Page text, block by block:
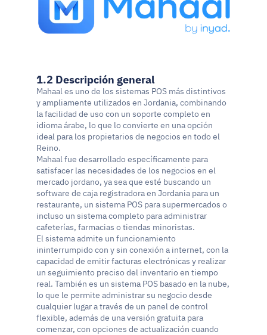
1.2 Descripción general
Mahaal es uno de los sistemas POS más distintivos
y ampliamente utilizados en Jordania, combinando
la facilidad de uso con un soporte completo en
idioma árabe, lo que lo convierte en una opción
ideal para los propietarios de negocios en todo el
Reino.
Mahaal fue desarrollado específicamente para
satisfacer las necesidades de los negocios en el
mercado jordano, ya sea que esté buscando un
software de caja registradora en Jordania para un
restaurante, un sistema POS para supermercados o
incluso un sistema completo para administrar
cafeterías, farmacias o tiendas minoristas.
El sistema admite un funcionamiento
ininterrumpido con y sin conexión a internet, con la
capacidad de emitir facturas electrónicas y realizar
un seguimiento preciso del inventario en tiempo
real. También es un sistema POS basado en la nube,
lo que le permite administrar su negocio desde
cualquier lugar a través de un panel de control
flexible, además de una versión gratuita para
comenzar, con opciones de actualización cuando